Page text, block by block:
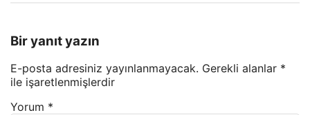
Bir yanıt yazın
E-posta adresiniz yayınlanmayacak. Gerekli alanlar *
ile işaretlenmişlerdir
Yorum *